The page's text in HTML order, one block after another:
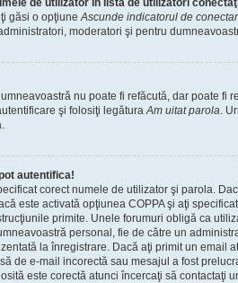
de utilizator în lista de utilizatori
găsi o opţiuneAscunde indicatorul de
moderatori şi pentru
nu poate fi refăcută, dar poate fi
şi folosiţi legăturaAm uitat parola.
autentifica!
corect numele de utilizator şi parola.
este activată opţiunea COPPA şi aţi
primite. Unele forumuri obligă ca
personal, fie de către un
la înregistrare. Dacă aţi primit un email
de e-mail incorectă sau mesajul a fost
este corectă atunci încercaţi să contactaţi